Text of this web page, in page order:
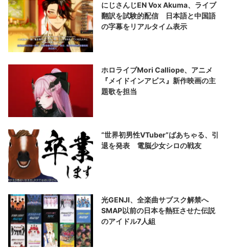
にじさんじEN Vox Akuma、ライブ
翻訳を試験的配信 日本語と中国語
の字幕をリアルタイム表示
ホロライブMori Calliope、アニメ
『メイドインアビス』新作映画の主
題歌を担当
“世界初男性VTuber”ばあちゃる、引
退を発表 電脳少女シロの戦友
光GENJI、全楽曲サブスク解禁へ
SMAP以前の日本を熱狂させた伝説
のアイドル7人組